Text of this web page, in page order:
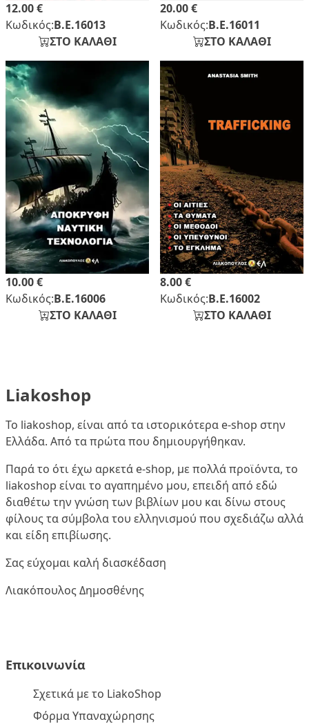
12.00 €
Κωδικός:Β.Ε.16013
ΣΤΟ ΚΑΛΑΘΙ
20.00 €
Κωδικός:Β.Ε.16011
ΣΤΟ ΚΑΛΑΘΙ
10.00 €
Κωδικός:Β.Ε.16006
ΣΤΟ ΚΑΛΑΘΙ
8.00 €
Κωδικός:Β.Ε.16002
ΣΤΟ ΚΑΛΑΘΙ
Liakoshop
Το liakoshop, είναι από τα ιστορικότερα e-shop στην
Ελλάδα. Από τα πρώτα που δημιουργήθηκαν.
Παρά το ότι έχω αρκετά e-shop, με πολλά προϊόντα, το
liakoshop είναι το αγαπημένο μου, επειδή από εδώ
διαθέτω την γνώση των βιβλίων μου και δίνω στους
φίλους τα σύμβολα του ελληνισμού που σχεδιάζω αλλά
και είδη επιβίωσης.
Σας εύχομαι καλή διασκέδαση
Λιακόπουλος Δημοσθένης
Επικοινωνία
Σχετικά με το LiakoShop
Φόρμα Υπαναχώρησης